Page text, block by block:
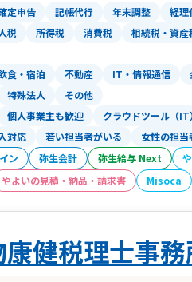
人事業主、また新たに事業を始
、なんて方も、まずはお気軽に
会社設立手続、会社法・労働組
承っておりますので、お気軽
定申告 記帳代行 年末調整 経理
税 所得税 消費税 相続税・資産
食・宿泊 不動産 IT・情報通信
特殊法人
その他
個人事業主も歓迎 クラウドツール（
対応 若い担当者がいる
女性の担当
ン 弥生会計 弥生給与 Next
やよいの見積・納品・請求書 Misoca
健税理士事